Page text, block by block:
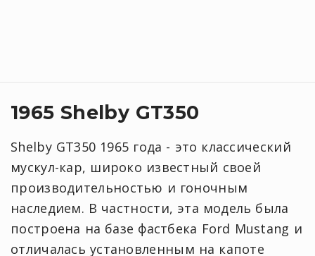
1965 Shelby GT350
Shelby GT350 1965 года - это классический
мускул-кар, широко известный своей
производительностью и гоночным
наследием. В частности, эта модель была
построена на базе фастбека Ford Mustang и
отличалась установленным на капоте